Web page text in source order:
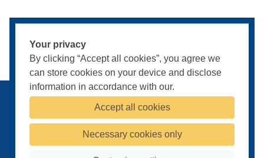
Публічна оферта Умови конфіденційності
Payments terms
© 2009-2026
Cookies Settings
Your privacy
By clicking “Accept all cookies”, you agree we
can store cookies on your device and disclose
information in accordance with our.
Accept all cookies
Necessary cookies onlyPowered by